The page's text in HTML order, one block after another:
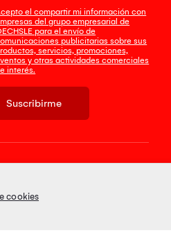
el compartir mi información con
del grupo empresarial de
para el envío de
publicitarias sobre sus
servicios, promociones,
y otras actividades comerciales
interés.
Suscribirme
cookies